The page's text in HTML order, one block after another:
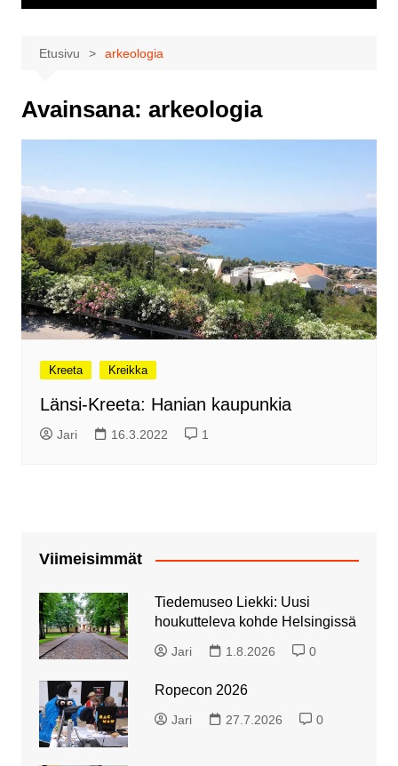
Etusivu arkeologia
Avainsana: arkeologia
Kreeta Kreikka
Länsi-Kreeta: Hanian kaupunkia
Jari 16.3.2022 1
Viimeisimmät
Tiedemuseo Liekki: Uusi
houkutteleva kohde Helsingissä
Jari 1.8.2026 0
Ropecon 2026
Jari 27.7.2026 0